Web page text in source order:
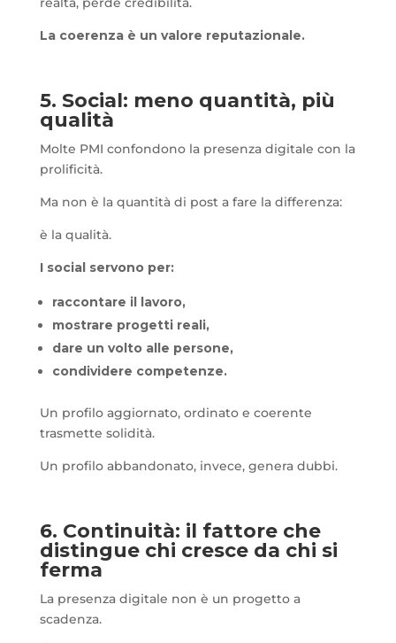
La coerenza è un valore reputazionale.
5. Social: meno quantità, più
qualità
Molte PMI confondono la presenza digitale con la
prolificità.
Ma non è la quantità di post a fare la differenza:
è la qualità.
I social servono per:
raccontare il lavoro,
mostrare progetti reali,
dare un volto alle persone,
condividere competenze.
Un profilo aggiornato, ordinato e coerente
trasmette solidità.
Un profilo abbandonato, invece, genera dubbi.
6. Continuità: il fattore che
distingue chi cresce da chi si
ferma
La presenza digitale non è un progetto a
scadenza.